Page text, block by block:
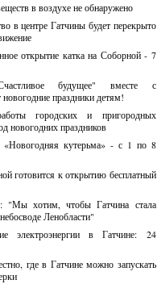
в воздухе не обнаружено
в центре Гатчины будет перекрыто
открытие катка на Соборной - 7
будущее" вместе с
новогодние праздники детям!
городских и пригородных
новогодних праздников
«Новогодняя кутерьма» - с 1 по 8
готовится к открытию бесплатный
"Мы хотим, чтобы Гатчина стала
Ленобласти"
электроэнергии в Гатчине: 24
где в Гатчине можно запускать